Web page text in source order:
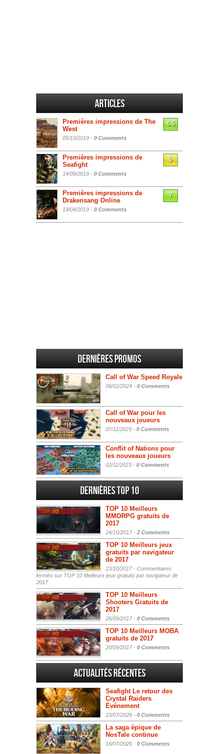
Articles
Premières impressions de The
West
05/10/2019 - 0 Comments
6.5
Premières impressions de
Seafight
14/09/2019 - 0 Comments
5
Premières impressions de
Drakensang Online
19/04/2019 - 0 Comments
7
Dernières promos
Call of War Speed Royale
06/02/2024 - 0 Comments
Call of War pour les
nouveaux joueurs
07/11/2023 - 0 Comments
Conflit of Nations pour
les nouveaux joueurs
02/11/2023 - 0 Comments
Dernières Top 10
TOP 10 Meilleurs
MMORPG gratuits de
2017
24/10/2017 - 2 Comments
TOP 10 Meilleurs jeux
gratuits par navigateur
de 2017
23/10/2017 - Commentaires
fermés sur TOP 10 Meilleurs jeux gratuits par navigateur de
2017
TOP 10 Meilleurs
Shooters Gratuits de
2017
26/09/2017 - 0 Comments
TOP 10 Meilleurs MOBA
gratuits de 2017
20/09/2017 - 0 Comments
Actualités Récentes
Seafight Le retour des
Crystal Raiders
Événement
23/07/2026 - 0 Comments
La saga épique de
NosTale continue
16/07/2026 - 0 Comments